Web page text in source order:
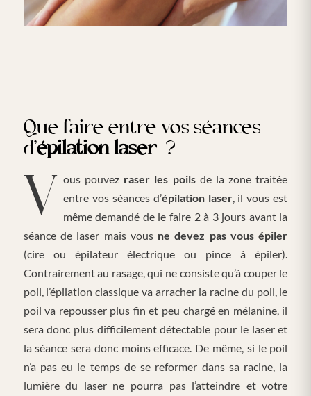
Que faire entre vos séances
d’épilation laser ?
Vous pouvez raser les poils de la zone traitée
entre vos séances d’épilation laser, il vous est
même demandé de le faire 2 à 3 jours avant la
séance de laser mais vous ne devez pas vous épiler
(cire ou épilateur électrique ou pince à épiler).
Contrairement au rasage, qui ne consiste qu’à couper le
poil, l’épilation classique va arracher la racine du poil, le
poil va repousser plus fin et peu chargé en mélanine, il
sera donc plus difficilement détectable pour le laser et
la séance sera donc moins efficace. De même, si le poil
n’a pas eu le temps de se reformer dans sa racine, la
lumière du laser ne pourra pas l’atteindre et votre